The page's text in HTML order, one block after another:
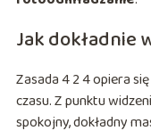
Jak dokładnie
Zasada 4 2 4 opiera
czasu. Z punktu
spokojny, dokładny